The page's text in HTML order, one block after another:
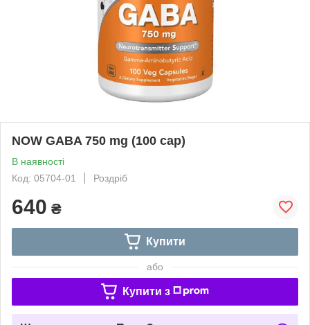
NOW GABA 750 mg (100 cap)
В наявності
Код: 05704-01
Роздріб
640 ₴
Купити
або
Купити з